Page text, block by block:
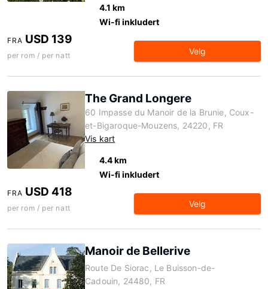
4.1 km
Wi-fi inkludert
FRA USD 139
per rom / per natt Velg
The Grand Longere
60 Impasse du Manoir de la Brunie, Coux-
et-Bigaroque-Mouzens, 24220, FR
Vis kart
4.4 km
Wi-fi inkludert
FRA USD 418
per rom / per natt Velg
Manoir de Bellerive
Route De Siorac, Le Buisson-de-
Cadouin, 24480, FR